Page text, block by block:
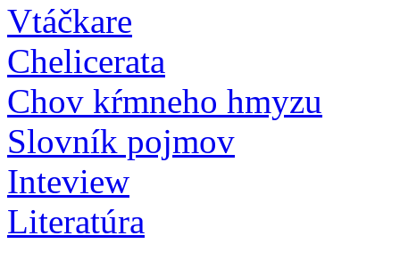
Vtáčkare
Chelicerata
Chov kŕmneho hmyzu
Slovník pojmov
Inteview
Literatúra